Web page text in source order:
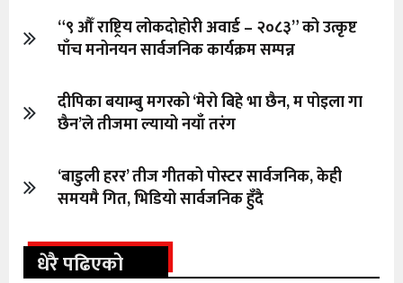
“९ औँ राष्ट्रिय लोकदोहोरी अवार्ड – २०८३” को उत्कृष्ट
पाँच मनोनयन सार्वजनिक कार्यक्रम सम्पन्न
दीपिका बयाम्बु मगरको ‘मेरो बिहे भा छैन, म पोइला गा
छैन’ले तीजमा ल्यायो नयाँ तरंग
‘बाडुली हरर’ तीज गीतको पोस्टर सार्वजनिक, केही
समयमै गित, भिडियो सार्वजनिक हुँदै
धेरै पढिएको